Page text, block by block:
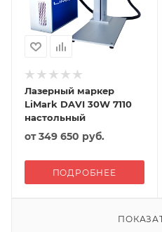
Лазерный маркер
LiMark DAVI 30W 7110
настольный
от349 650 руб.
ПОДРОБНЕЕ